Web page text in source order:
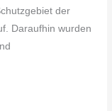
der
Daraufhin wurden